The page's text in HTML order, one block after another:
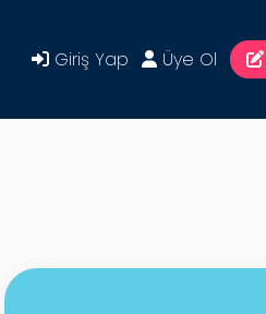
Giriş Yap Üye Ol